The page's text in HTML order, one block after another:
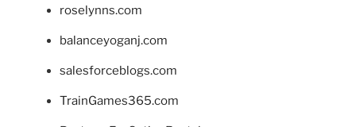
roselynns.com
balanceyoganj.com
salesforceblogs.com
TrainGames365.com